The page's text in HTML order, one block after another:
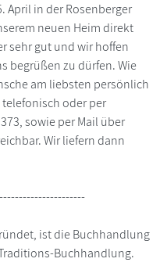
April in der Rosenberger
neuen Heim direkt
sehr gut und wir hoffen
begrüßen zu dürfen. Wie
am liebsten persönlich
oder per
sowie per Mail über
Wir liefern dann
ist die Buchhandlung
Buchhandlung.